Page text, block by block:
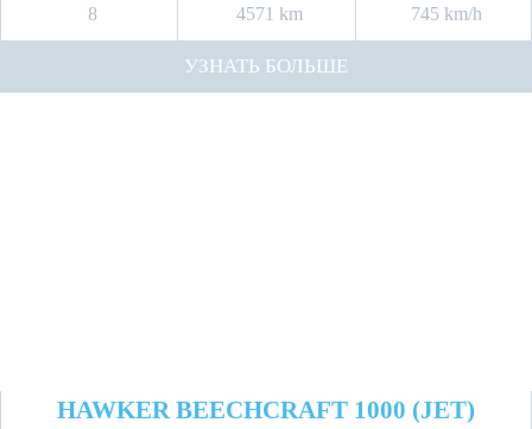
8 4571 km 745 km/h
УЗНАТЬ БОЛЬШЕ
HAWKER BEECHCRAFT 1000 (JET)